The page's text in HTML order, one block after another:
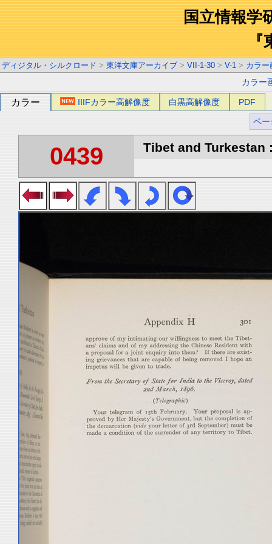
国立情報学
『
ディジタル・シルクロード > 東洋文庫アーカイブ > VII-1-30 > V-1 > カラー
カラー
カラー IIIFカラー高解像度 白黒高解像度 PDF
ペー
0439 Tibet and Turkestan